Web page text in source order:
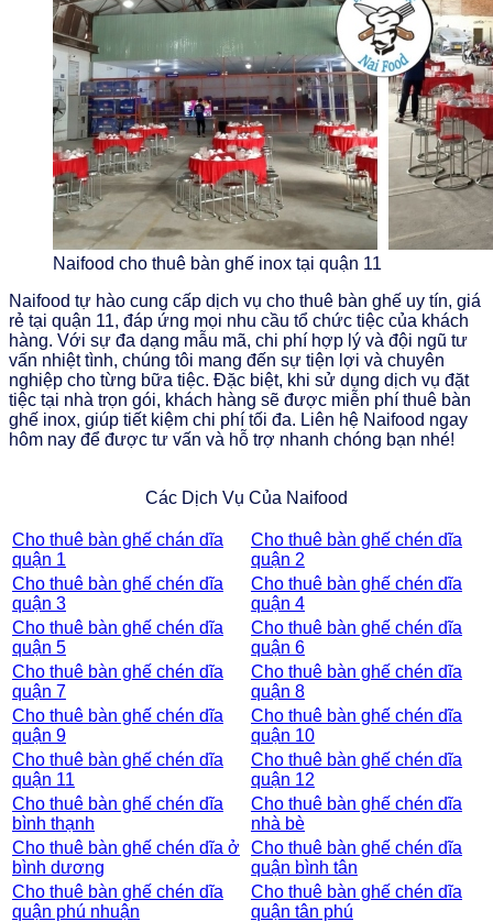
Naifood cho thuê bàn ghế inox tại quận 11
Naifood tự hào cung cấp dịch vụ cho thuê bàn ghế uy tín, giá
rẻ tại quận 11, đáp ứng mọi nhu cầu tổ chức tiệc của khách
hàng. Với sự đa dạng mẫu mã, chi phí hợp lý và đội ngũ tư
vấn nhiệt tình, chúng tôi mang đến sự tiện lợi và chuyên
nghiệp cho từng bữa tiệc. Đặc biệt, khi sử dụng dịch vụ đặt
tiệc tại nhà trọn gói, khách hàng sẽ được miễn phí thuê bàn
ghế inox, giúp tiết kiệm chi phí tối đa. Liên hệ Naifood ngay
hôm nay để được tư vấn và hỗ trợ nhanh chóng bạn nhé!
Các Dịch Vụ Của Naifood
Cho thuê bàn ghế chán dĩa
quận 1
Cho thuê bàn ghế chén dĩa
quận 2
Cho thuê bàn ghế chén dĩa
quận 3
Cho thuê bàn ghế chén dĩa
quận 4
Cho thuê bàn ghế chén dĩa
quận 5
Cho thuê bàn ghế chén dĩa
quận 6
Cho thuê bàn ghế chén dĩa
quận 7
Cho thuê bàn ghế chén dĩa
quận 8
Cho thuê bàn ghế chén dĩa
quận 9
Cho thuê bàn ghế chén dĩa
quận 10
Cho thuê bàn ghế chén dĩa
quận 11
Cho thuê bàn ghế chén dĩa
quận 12
Cho thuê bàn ghế chén dĩa
bình thạnh
Cho thuê bàn ghế chén dĩa
nhà bè
Cho thuê bàn ghế chén dĩa ở
bình dương
Cho thuê bàn ghế chén dĩa
quận bình tân
Cho thuê bàn ghế chén dĩa
quận phú nhuận
Cho thuê bàn ghế chén dĩa
quận tân phú